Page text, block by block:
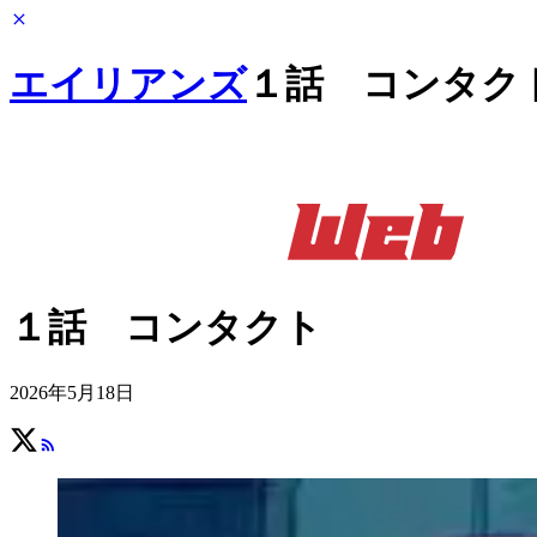
エイリアンズ１話 コンタク
１話 コンタクト
2026年5月18日